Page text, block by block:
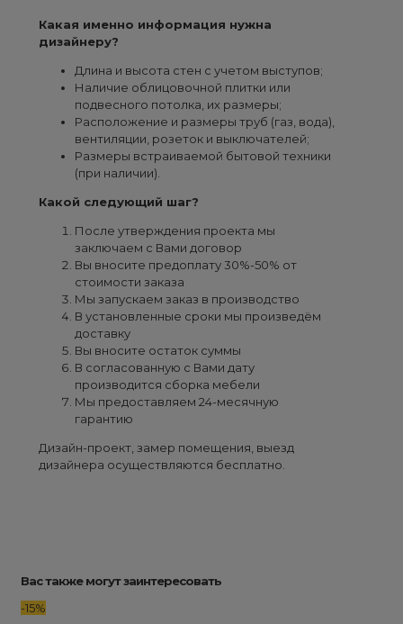
Какая именно информация нужна
дизайнеру?
Длина и высота стен с учетом выступов;
Наличие облицовочной плитки или
подвесного потолка, их размеры;
Расположение и размеры труб (газ, вода),
вентиляции, розеток и выключателей;
Размеры встраиваемой бытовой техники
(при наличии).
Какой следующий шаг?
После утверждения проекта мы
заключаем с Вами договор
Вы вносите предоплату 30%-50% от
стоимости заказа
Мы запускаем заказ в производство
В установленные сроки мы произведём
доставку
Вы вносите остаток суммы
В согласованную с Вами дату
производится сборка мебели
Мы предоставляем 24-месячную
гарантию
Дизайн-проект, замер помещения, выезд
дизайнера осуществляются бесплатно.
Вас также могут заинтересовать
-15%